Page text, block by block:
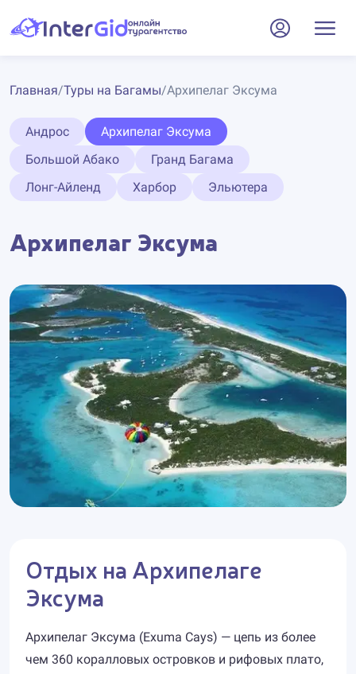
Главная/Туры на Багамы/Архипелаг Эксума
Андрос
Архипелаг Эксума
Большой Абако
Гранд Багама
Лонг-Айленд
Харбор Эльютера
Архипелаг Эксума
Отдых на Архипелаге
Эксума
Архипелаг Эксума (Exuma Cays) — цепь из более
чем 360 коралловых островков и рифовых плато,